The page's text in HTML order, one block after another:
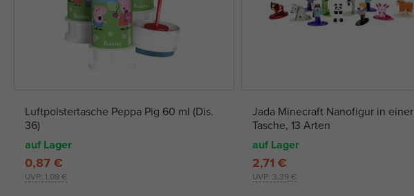
Luftpolstertasche Peppa Pig 60 ml (Dis.
36)
auf Lager
UVP: 1,09 €
0,87 €
Jada Minecraft Nanofigur in einer
Tasche, 13 Arten
auf Lager
UVP: 3,39 €
2,71 €